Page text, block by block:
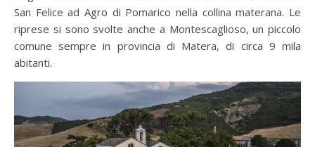
San Felice ad Agro di Pomarico nella collina materana. Le
riprese si sono svolte anche a Montescaglioso, un piccolo
comune sempre in provincia di Matera, di circa 9 mila
abitanti.